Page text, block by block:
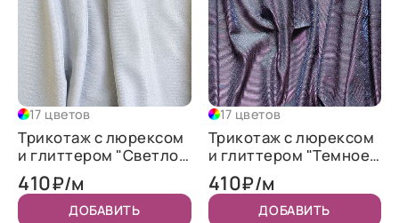
17 цветов
Трикотаж c люрексом
и глиттером "Светлое
серебро"
410₽/м
ДОБАВИТЬ
17 цветов
Трикотаж c люрексом
и глиттером "Темное
серебро хамелеон"
410₽/м
ДОБАВИТЬ